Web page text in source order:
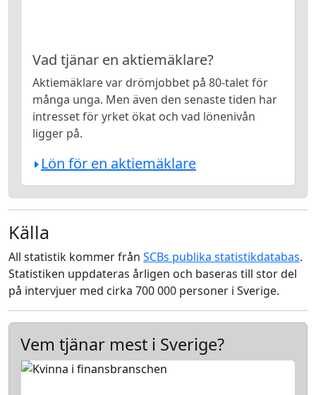
Vad tjänar en aktiemäklare?
Aktiemäklare var drömjobbet på 80-talet för
många unga. Men även den senaste tiden har
intresset för yrket ökat och vad lönenivån
ligger på.
Lön för en aktiemäklare
Källa
All statistik kommer från SCBs publika statistikdatabas.
Statistiken uppdateras årligen och baseras till stor del
på intervjuer med cirka 700 000 personer i Sverige.
Vem tjänar mest i Sverige?